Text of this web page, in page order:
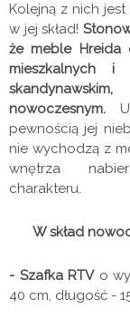
Kolejną z nich
w jej skład!
że meble Hreida
mieszkalnych i
nowoczesnym.
pewnością jej
nie wychodzą z
wnętrza
charakteru.
W skład
- Szafka RTVo
40 cm, długość -